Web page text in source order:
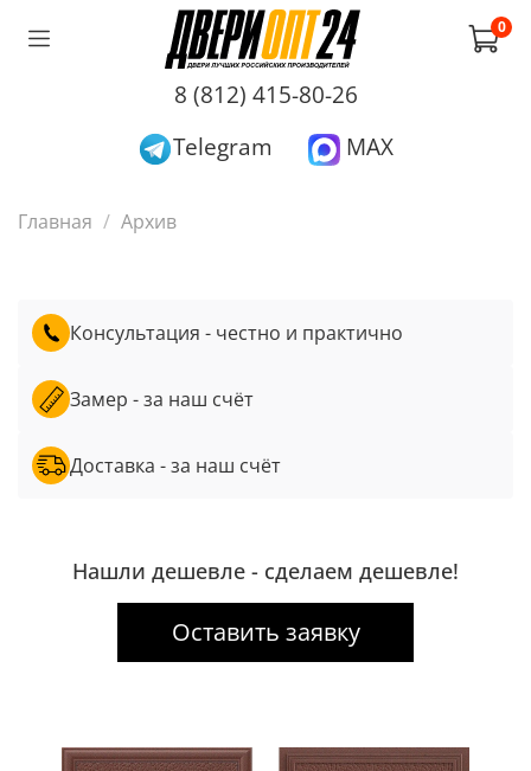
0
8 (812) 415-80-26
Telegram
MAX
Главная Архив
Консультация - честно и практично
Замер - за наш счёт
Доставка - за наш счёт
Нашли дешевле - сделаем дешевле!
Оставить заявку